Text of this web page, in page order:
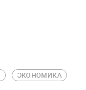
ЭКОНОМИКА